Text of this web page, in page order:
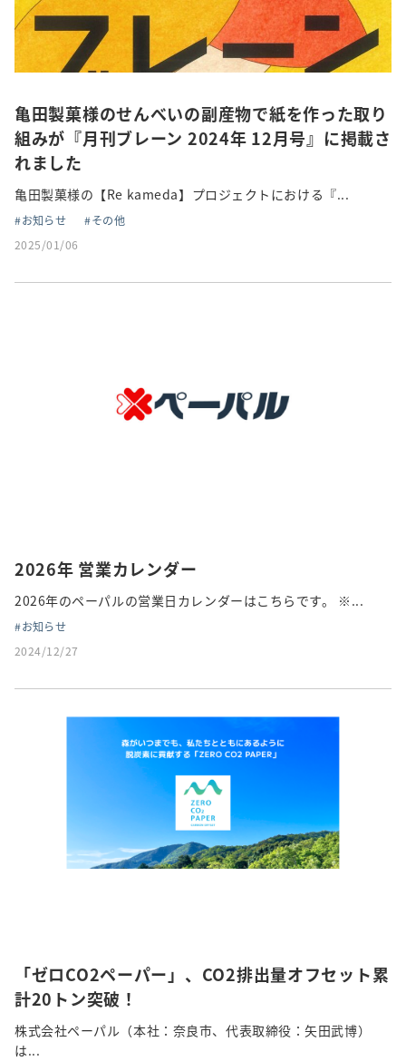
SNSアカウント
亀田製菓様のせんべいの副産物で紙を作った取り
組みが『月刊ブレーン 2024年 12月号』に掲載さ
れました
亀田製菓様の【Re kameda】プロジェクトにおける『...
お知らせ
その他
2025/01/06
2026年 営業カレンダー
2026年のペーパルの営業日カレンダーはこちらです。 ※...
お知らせ
2024/12/27
「ゼロCO2ペーパー」、CO2排出量オフセット累
計20トン突破！
株式会社ペーパル（本社：奈良市、代表取締役：矢田武博）
は...